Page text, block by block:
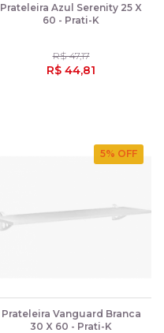
Prateleira Azul Serenity 25 X
60 - Prati-K
R$ 47,17
R$ 44,81
5% OFF
Prateleira Vanguard Branca
30 X 60 - Prati-K